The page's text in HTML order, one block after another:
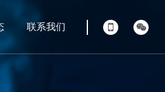
联系我们